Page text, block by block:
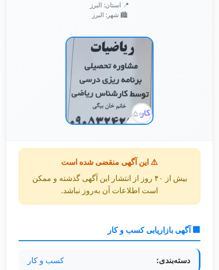
📍 استان: البرز
🏙️ شهر: البرز
⚠️ این آگهی منقضی شده است
بیش از ۴۰ روز از انتشار این آگهی گذشته و ممکن
است اطلاعات آن به‌روز نباشد.
🏢 آگهی بازاریابی کسب و کار
دسته‌بندی: کسب و کار